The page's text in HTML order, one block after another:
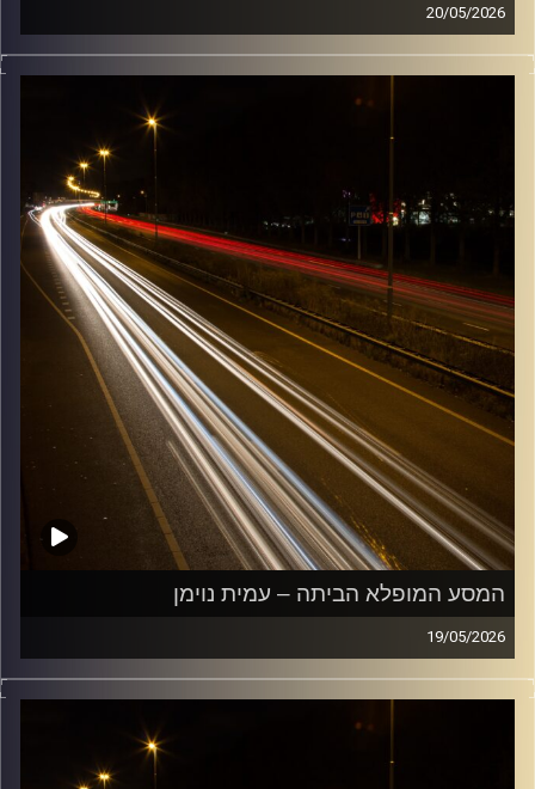
20/05/2026
מוזיקה שתלווה אותנו אחרי יום עבודה ארוך ותחזיר אותנו
הביתה בשלום עם נועה טרייטל
קרדיט תמונות:
המסע המופלא הביתה – עמית נוימן
19/05/2026
מוזיקה שתלווה אותנו אחרי יום עבודה ארוך ותחזיר אותנו
הביתה בשלום עם עמית נוימן
קרדיט תמונות: